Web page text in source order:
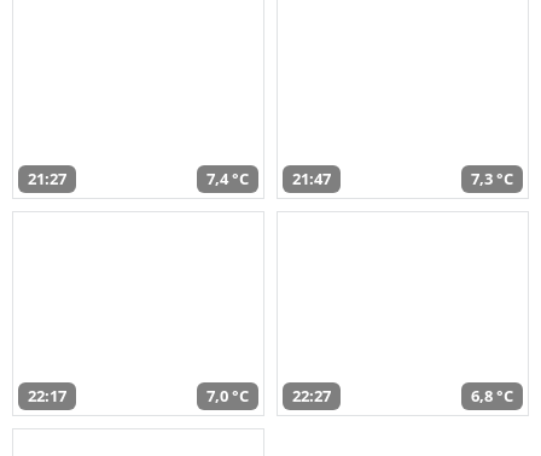
21:27 7,4 °C 21:47 7,3 °C
22:17 7,0 °C 22:27 6,8 °C